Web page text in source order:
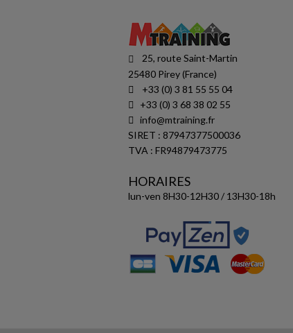
25, route Saint-Martin
25480 Pirey (France)
+33 (0) 3 81 55 55 04
+33 (0) 3 68 38 02 55
info@mtraining.fr
SIRET : 87947377500036
TVA : FR94879473775
HORAIRES
lun-ven 8H30-12H30 / 13H30-18h